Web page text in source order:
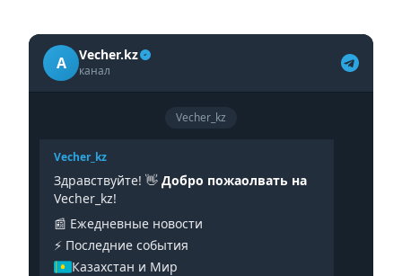
A Vecher.kz
канал
Vecher_kz
Vecher_kz
Здравствуйте! 👋 Добро пожаолвать на
Vecher_kz!
📰 Ежедневные новости
⚡️ Последние события
Казахстан и Мир